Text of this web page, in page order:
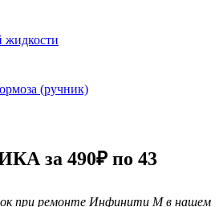
жидкости
(ручник)
за 490₽ по 43
при ремонте Инфинити М в нашем